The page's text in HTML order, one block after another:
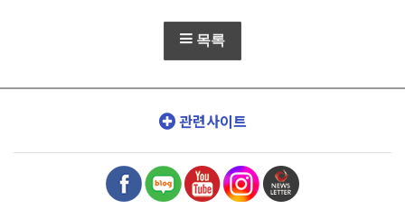
목록
관련사이트